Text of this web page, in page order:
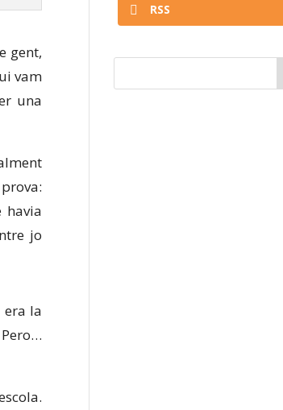
gent,
vam
una
havia
jo
era la
RSS